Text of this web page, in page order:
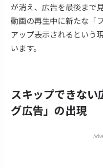
が消え、広告を最後まで
動画の再生中に新たな「
アップ表示されるという
います。
スキップできない
グ広告」の出現